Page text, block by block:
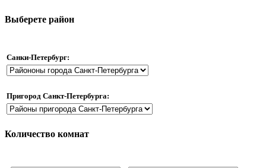
Выберете район
Санки-Петербург:
Пригород Санкт-Петербурга:
Количество комнат